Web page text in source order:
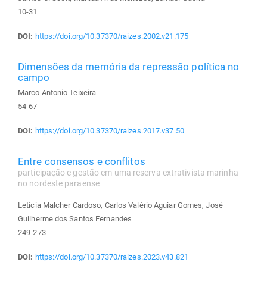
10-31
DOI: https://doi.org/10.37370/raizes.2002.v21.175
Dimensões da memória da repressão política no
campo
Marco Antonio Teixeira
54-67
DOI: https://doi.org/10.37370/raizes.2017.v37.50
Entre consensos e conflitos
participação e gestão em uma reserva extrativista marinha
no nordeste paraense
Letícia Malcher Cardoso, Carlos Valério Aguiar Gomes, José
Guilherme dos Santos Fernandes
249-273
DOI: https://doi.org/10.37370/raizes.2023.v43.821